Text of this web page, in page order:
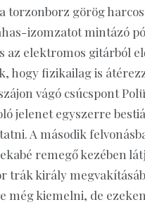
torzonborz görög
izomzatot mintázó
az elektromos gitárból
hogy fizikailag is
vágó csúcspont
jelenet egyszerre
A második
remegő kezében
trák király
kiemelni, de